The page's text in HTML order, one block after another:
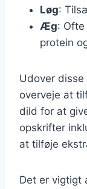
Løg:
Æg:
protein
Udover
overveje at
dild for at
opskrifter
at tilføje
Det er vigtigt